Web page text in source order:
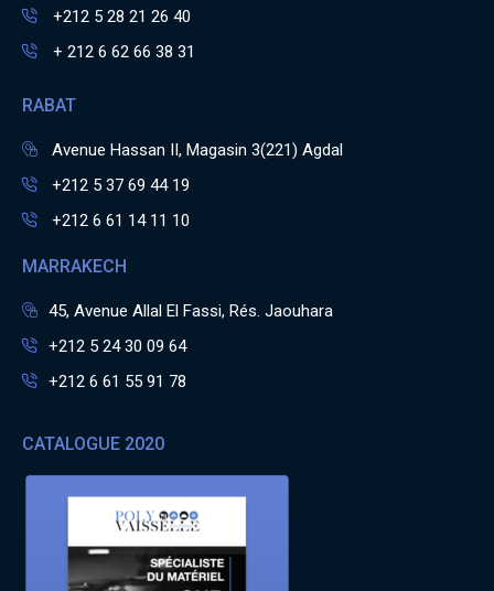
+212 5 28 21 26 40
+ 212 6 62 66 38 31
RABAT
Avenue Hassan II, Magasin 3(221) Agdal
+212 5 37 69 44 19
+212 6 61 14 11 10
MARRAKECH
45, Avenue Allal El Fassi, Rés. Jaouhara
+212 5 24 30 09 64
+212 6 61 55 91 78
CATALOGUE 2020